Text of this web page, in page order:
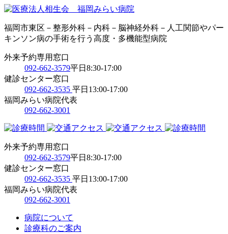
福岡市東区－整形外科－内科－脳神経外科－人工関節やパー
キンソン病の手術を行う高度・多機能型病院
外来予約専用窓口
092-662-3579平日8:30-17:00
健診センター窓口
092-662-3535 平日13:00-17:00
福岡みらい病院代表
092-662-3001
外来予約専用窓口
092-662-3579平日8:30-17:00
健診センター窓口
092-662-3535 平日13:00-17:00
福岡みらい病院代表
092-662-3001
病院について
診療科のご案内